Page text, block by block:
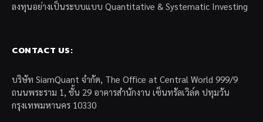
ลงทุนอย่างเป็นระบบแบบ Quantitative & Systematic Investing
CONTACT US:
บริษัท SiamQuant จำกัด, The Office at Central World 999/9
ถนนพระราม 1, ชั้น 29 อาคารสำนักงาน เซ็นทรัลเวิล์ด ปทุมวัน
กรุงเทพมหานคร 10330